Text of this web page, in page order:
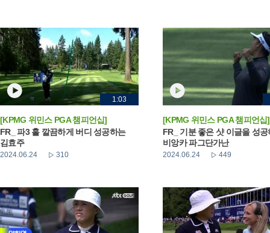
1:03
[KPMG 위민스 PGA 챔피언십]
FR_ 파3 홀 깔끔하게 버디 성공하는
김효주
2024.06.24 310
[KPMG 위민스 PGA 챔피언십]
FR_ 기분 좋은 샷 이글을 성공
비앙카 파그단가난
2024.06.24 449